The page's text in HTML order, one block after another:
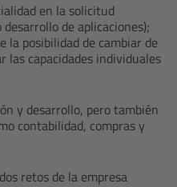
en la solicitud
de aplicaciones);
la posibilidad de cambiar de
las capacidades individuales
y desarrollo, pero también
contabilidad, compras y
retos de la empresa